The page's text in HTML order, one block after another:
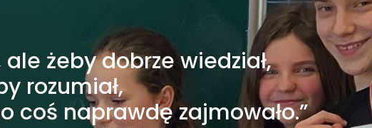
żeby dobrze wiedział,
rozumiał,
coś naprawdę zajmowało.”